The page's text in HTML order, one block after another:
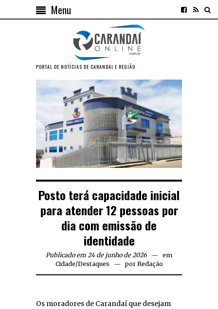
Menu
PORTAL DE NOTÍCIAS DE CARANDAI E REGIÃO
Posto terá capacidade inicial
para atender 12 pessoas por
dia com emissão de
identidade
Publicado em 24 de junho de 2026
em
Cidade/Destaques por Redação
Os moradores de Carandaí que desejam